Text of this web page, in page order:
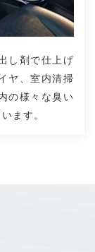
し剤で仕上げ
ヤ、室内清掃
の様々な臭い
ます。